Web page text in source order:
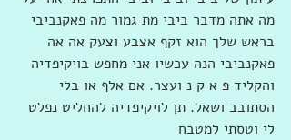
מה אתה מדבר ביבי מת גמור מה פאקנביבי
בראש שלך הוא זקף אצבע וצעק אה אה
פאקנביבי הנה עכשיו אני מחפש בויקיפדיה
והקליד פ א ק נ ועצר. אם אלף או בלי
הסתובב ושאל. תן לויקיפדיה להחליט נפלט
לי וטסתי למטבח